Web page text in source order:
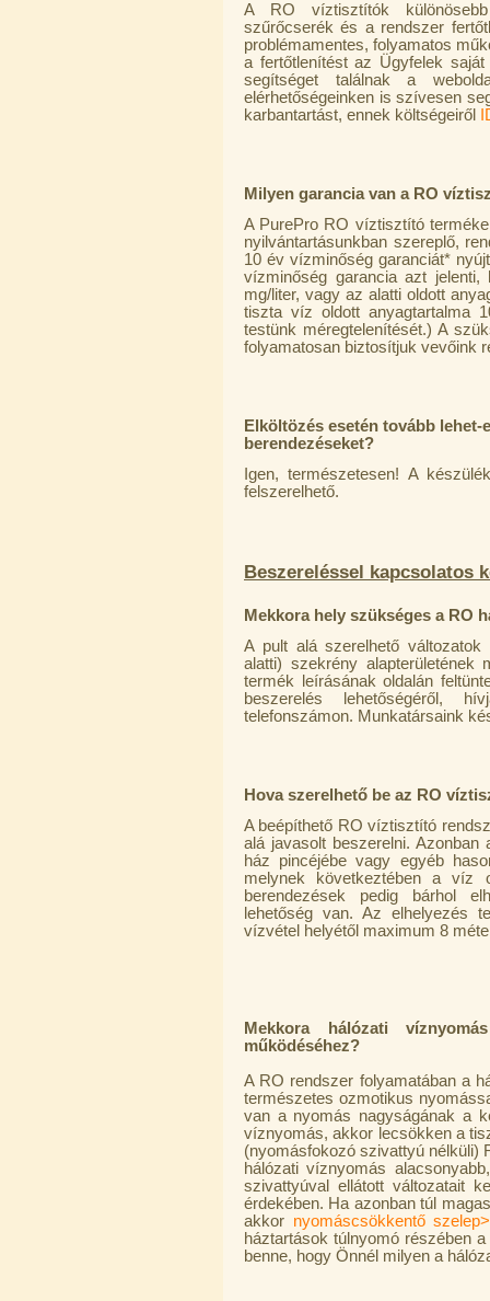
A RO víztisztítók különösebb
szűrőcserék és a rendszer
problémamentes, folyamatos
a fertőtlenítést az Ügyfelek
segítséget találnak a
elérhetőségeinken is szívesen
karbantartást, ennek költségeiről
Milyen garancia van a RO
A PurePro RO víztisztító
nyilvántartásunkban szereplő,
10 év vízminőség garanciát*
vízminőség garancia azt
mg/liter, vagy az alatti oldott
tiszta víz oldott anyagtartalma
testünk méregtelenítését.) A
folyamatosan biztosítjuk vevőink
Elköltözés esetén tovább
berendezéseket?
Igen, természetesen! A
felszerelhető.
Beszereléssel kapcsolatos
Mekkora hely szükséges a RO
A pult alá szerelhető
alatti) szekrény
termék leírásának oldalán
beszerelés lehetőségéről,
telefonszámon. Munkatársaink
Hova szerelhető be az RO
A beépíthető RO víztisztító
alá javasolt beszerelni.
ház pincéjébe vagy egyéb
melynek következtében a víz
berendezések pedig bárhol
lehetőség van. Az elhelyezés
vízvétel helyétől maximum 8
Mekkora hálózati
működéséhez?
A RO rendszer folyamatában a
természetes ozmotikus
van a nyomás nagyságának a
víznyomás, akkor lecsökken a
(nyomásfokozó szivattyú nélküli)
hálózati víznyomás
szivattyúval ellátott változatait
érdekében. Ha azonban túl
akkor nyomáscsökkentő
háztartások túlnyomó részében
benne, hogy Önnél milyen a